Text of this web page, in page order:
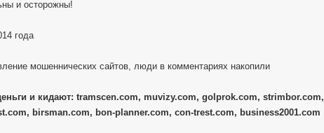
и осторожны!
года
мошеннических сайтов, люди в комментариях накопили
и кидают: tramscen.com, muvizy.com, golprok.com, strimbor.com,
birsman.com, bon-planner.com, con-trest.com, business2001.com